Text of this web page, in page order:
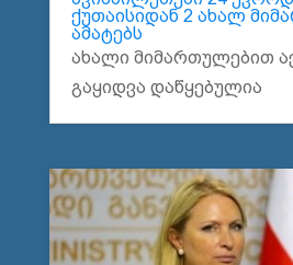
ქუთაისიდან 2 ახალ
ამატებს
ახალი მიმართულებით
გაყიდვა დაწყებულია